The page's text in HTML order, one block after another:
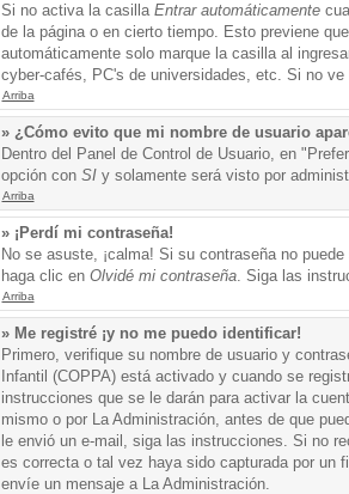
Si no activa la casilla Entrar automáticamente
de la página o en cierto tiempo. Esto previene
automáticamente solo marque la casilla al
cyber-cafés, PC's de universidades, etc. Si no
Arriba
» ¿Cómo evito que mi nombre de usuario
Dentro del Panel de Control de Usuario, en
opción con SIy solamente será visto por
Arriba
» ¡Perdí mi contraseña!
No se asuste, ¡calma! Si su contraseña no
haga clic en Olvidé mi contraseña. Siga las
Arriba
» Me registré ¡y no me puedo identificar!
Primero, verifique su nombre de usuario y
Infantil (COPPA) está activado y cuando se
instrucciones que se le darán para activar la
mismo o por La Administración, antes de que
le envió un e-mail, siga las instrucciones. Si no
es correcta o tal vez haya sido capturada por un
envíe un mensaje a La Administración.